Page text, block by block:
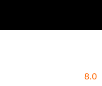
8.0